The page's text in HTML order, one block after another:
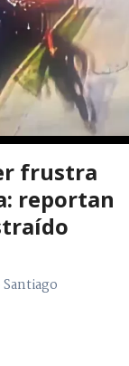
frustra
reportan